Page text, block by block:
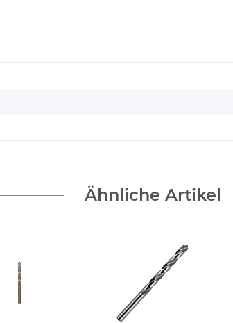
Ähnliche Artikel